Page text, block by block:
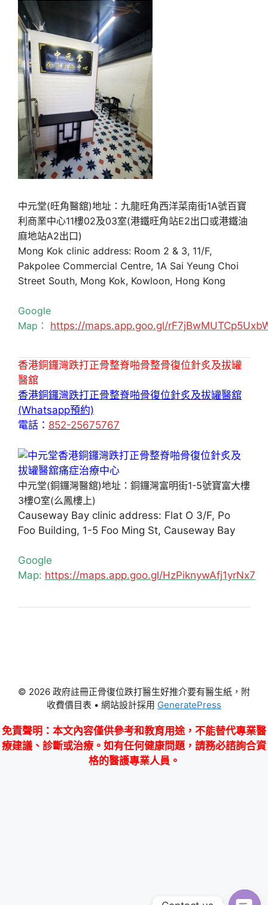
中元堂(旺角醫舘)地址：九龍旺角西洋菜南街1A號百寶
利商業中心11樓02及03室(港鐵旺角站E2出口或港鐵油
麻地站A2出口)
Mong Kok clinic address: Room 2 & 3, 11/F,
Pakpolee Commercial Centre, 1A Sai Yeung Choi
Street South, Mong Kok, Kowloon, Hong Kong
Google
Map： https://maps.app.goo.gl/
香港銅鑼灣跌打正骨整脊啪骨整骨復位針炙及拔罐
醫舘
香港銅鑼灣跌打正骨整脊啪骨復位針炙及拔罐醫舘
(Whatsapp預約)
電話： 852-25675767
中元堂(銅鑼灣醫舘)地址：銅鑼灣富明街1-5號寶富大樓
3樓O室(么鳳樓上)
Causeway Bay clinic address: Flat O 3/F, Po
Foo Building, 1-5 Foo Ming St, Causeway Bay
Google
Map: https://maps.app.goo.gl/HzPiknywAfj1yrNx7
© 2026 政府註冊正骨復位跌打醫生好推介要有醫生紙，附
收費價目表 • 網站設計採用 GeneratePress
免責聲明 ：本文內容僅供參考和教育用途，不能替代專業醫
療建議、診斷或治療。如有任何健康問題，請務必諮詢合資
格的醫護專業人員。